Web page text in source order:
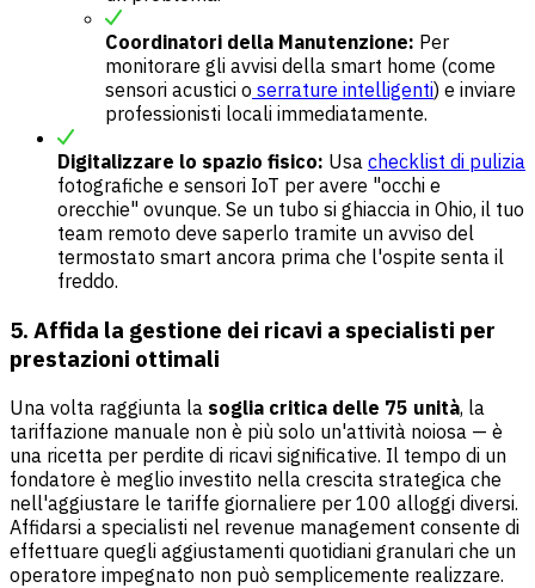
Coordinatori della Manutenzione: Per
monitorare gli avvisi della smart home (come
sensori acustici o serrature intelligenti) e inviare
professionisti locali immediatamente.
Digitalizzare lo spazio fisico: Usa checklist di pulizia
fotografiche e sensori IoT per avere "occhi e
orecchie" ovunque. Se un tubo si ghiaccia in Ohio, il tuo
team remoto deve saperlo tramite un avviso del
termostato smart ancora prima che l'ospite senta il
freddo.
5. Affida la gestione dei ricavi a specialisti per
prestazioni ottimali
Una volta raggiunta la soglia critica delle 75 unità, la
tariffazione manuale non è più solo un'attività noiosa — è
una ricetta per perdite di ricavi significative. Il tempo di un
fondatore è meglio investito nella crescita strategica che
nell'aggiustare le tariffe giornaliere per 100 alloggi diversi.
Affidarsi a specialisti nel revenue management consente di
effettuare quegli aggiustamenti quotidiani granulari che un
operatore impegnato non può semplicemente realizzare.